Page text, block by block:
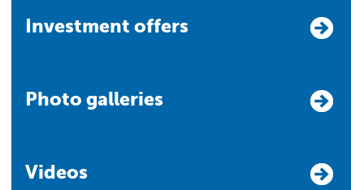
Investment offers
Photo galleries
Videos